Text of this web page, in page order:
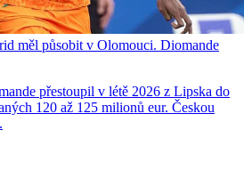
měl působit v Olomouci. Diomande
přestoupil v létě 2026 z Lipska do
120 až 125 milionů eur. Českou